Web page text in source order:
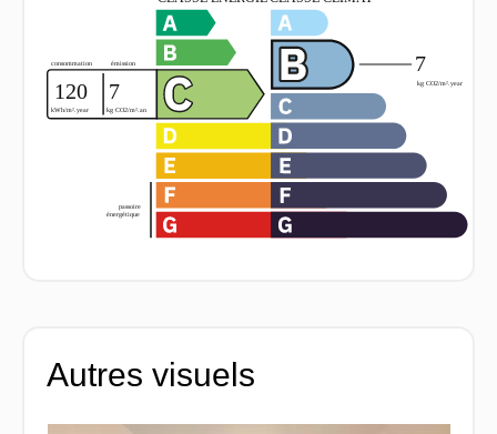
Autres visuels